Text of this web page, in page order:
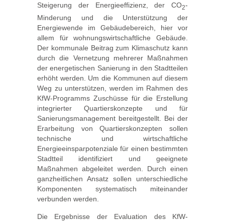
Steigerung der Energieeffizienz, der CO2-
Minderung und die Unterstützung der
Energiewende im Gebäudebereich, hier vor
allem für wohnungswirtschaftliche Gebäude.
Der kommunale Beitrag zum Klimaschutz kann
durch die Vernetzung mehrerer Maßnahmen
der energetischen Sanierung in den Stadtteilen
erhöht werden. Um die Kommunen auf diesem
Weg zu unterstützen, werden im Rahmen des
KfW-Programms Zuschüsse für die Erstellung
integrierter Quartierskonzepte und für
Sanierungsmanagement bereitgestellt. Bei der
Erarbeitung von Quartierskonzepten sollen
technische und wirtschaftliche
Energieeinsparpotenziale für einen bestimmten
Stadtteil identifiziert und geeignete
Maßnahmen abgeleitet werden. Durch einen
ganzheitlichen Ansatz sollen unterschiedliche
Komponenten systematisch miteinander
verbunden werden.
Die Ergebnisse der Evaluation des KfW-